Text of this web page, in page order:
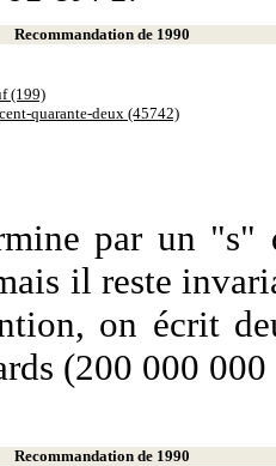
Recommandation de 1990
(199)
quarante-deux (45742)
par un "s"
il reste
on écrit
(200 000
Recommandation de 1990